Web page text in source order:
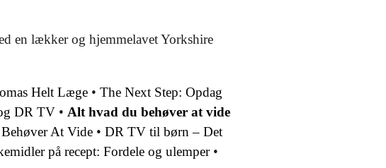
en lækker og hjemmelavet Yorkshire
Helt Læge • The Next Step: Opdag
DR TV • Alt hvad du behøver at vide
At Vide • DR TV til børn – Det
på recept: Fordele og ulemper•